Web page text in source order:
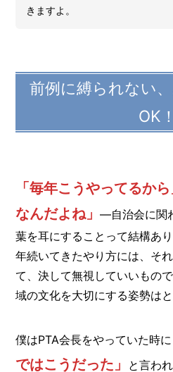
きますよ。
前例に縛られない
OK！
「毎年こうやってるか
なんだよね」―自治会に関
葉を耳にすることって結構あ
年続いてきたやり方には、そ
て、決して無視していいもの
域の文化を大切にする姿勢はと
僕はPTA会長をやっていた時
ではこうだった」
と言わ